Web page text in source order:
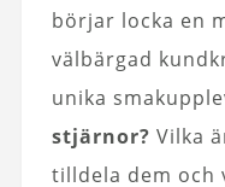
börjar locka en
välbärgad
unika
stjärnor? Vilka
tilldela dem och